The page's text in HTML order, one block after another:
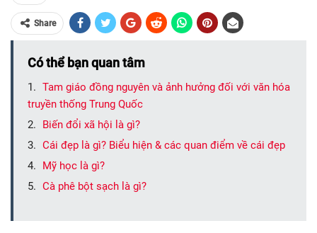
Share
Có thể bạn quan tâm
Tam giáo đồng nguyên và ảnh hưởng đối với văn hóa
truyền thống Trung Quốc
Biến đổi xã hội là gì?
Cái đẹp là gì? Biểu hiện & các quan điểm về cái đẹp
Mỹ học là gì?
Cà phê bột sạch là gì?